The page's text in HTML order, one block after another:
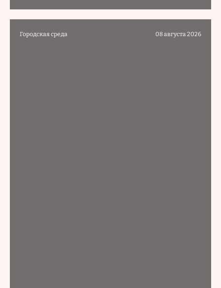
Городская среда 08 августа 2026